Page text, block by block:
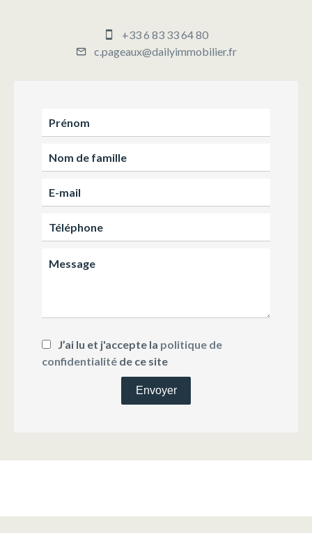
+33 6 83 33 64 80
c.pageaux@dailyimmobilier.fr
J’ai lu et j'accepte la politique de
confidentialité de ce site
Envoyer